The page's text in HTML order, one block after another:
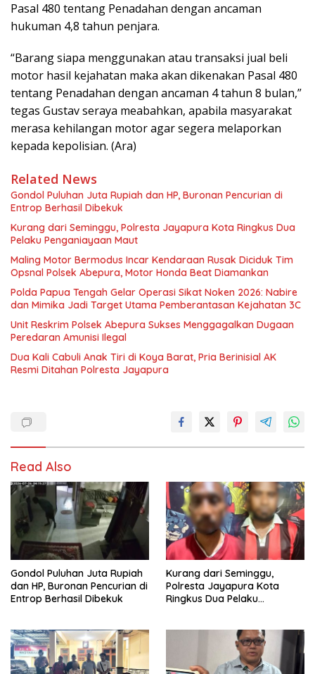
Pasal 480 tentang Penadahan dengan ancaman
hukuman 4,8 tahun penjara.
“Barang siapa menggunakan atau transaksi jual beli
motor hasil kejahatan maka akan dikenakan Pasal 480
tentang Penadahan dengan ancaman 4 tahun 8 bulan,”
tegas Gustav seraya meabahkan, apabila masyarakat
merasa kehilangan motor agar segera melaporkan
kepada kepolisian. (Ara)
Related News
Gondol Puluhan Juta Rupiah dan HP, Buronan Pencurian di
Entrop Berhasil Dibekuk
Kurang dari Seminggu, Polresta Jayapura Kota Ringkus Dua
Pelaku Penganiayaan Maut
Maling Motor Bermodus Incar Kendaraan Rusak Diciduk Tim
Opsnal Polsek Abepura, Motor Honda Beat Diamankan
Polda Papua Tengah Gelar Operasi Sikat Noken 2026: Nabire
dan Mimika Jadi Target Utama Pemberantasan Kejahatan 3C
Unit Reskrim Polsek Abepura Sukses Menggagalkan Dugaan
Peredaran Amunisi Ilegal
Dua Kali Cabuli Anak Tiri di Koya Barat, Pria Berinisial AK
Resmi Ditahan Polresta Jayapura
Read Also
Gondol Puluhan Juta Rupiah
dan HP, Buronan Pencurian di
Entrop Berhasil Dibekuk
Kurang dari Seminggu,
Polresta Jayapura Kota
Ringkus Dua Pelaku